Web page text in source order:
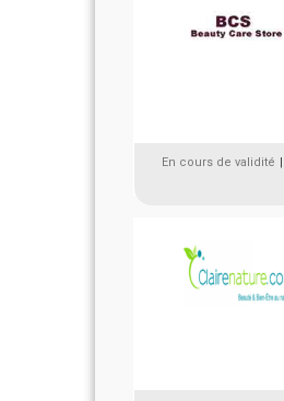
En cours de validité